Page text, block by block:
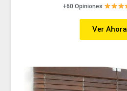
+60 Opiniones
Ver Ahora